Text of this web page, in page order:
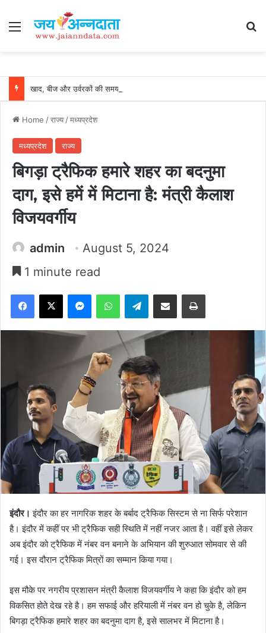
Menu
Home /राज्य/मध्यप्रदेश
मध्यप्रदेश राज्य
बिगड़ा ट्रैफिक हमारे शहर का बदनुमा
दाग, इसे हमें में मिटाना है: मंत्री कैलाश
विजयवर्गीय
admin
August 5, 2024
1 minute read
Facebook
X MessengerWhatsAppTelegramShare via Email Print
इंदौर। इंदौर का हर नागरिक शहर के बर्बाद ट्रैफिक सिस्टम से ना सिर्फ परेशान
है। इंदौर में कहीं पर भी ट्रैफिक सही स्थिति में नहीं नजर आता है। वहीं इसे लेकर
अब इंदौर को ट्रैफिक में नंबर वन बनाने के अभियान की शुरुआत सोमवार से की
गई। इस दौरान ट्रैफिक मित्रों का सम्मान किया गया।
इस मौके पर नगरीय प्रशासन मंत्री कैलाश विजयवर्गीय ने कहा कि इंदौर को हम
विकसित होते देख रहे है। हम सफाई और हरियाली में नंबर वन हो चुके है, लेकिन
बिगड़ा ट्रैफिक हमारे शहर का बदनुमा दाग है, इसे सालभर में मिटाना है।